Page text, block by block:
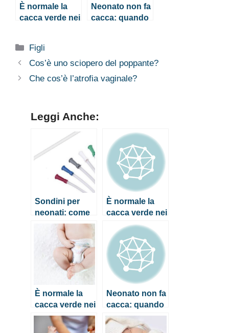
È normale la
cacca verde nei
preoccuparsi?
Neonato non fa
cacca: quando
Categorie
Figli
Cos’è uno sciopero del poppante?
Che cos’è l’atrofia vaginale?
Leggi Anche:
Sondini per
neonati: come
si usano e
quando sono
consigliati
È normale la
cacca verde nei
neonati?
Quando
preoccuparsi?
È normale la
cacca verde nei
neonati?
Quando
Neonato non fa
cacca: quando
preoccuparsi?